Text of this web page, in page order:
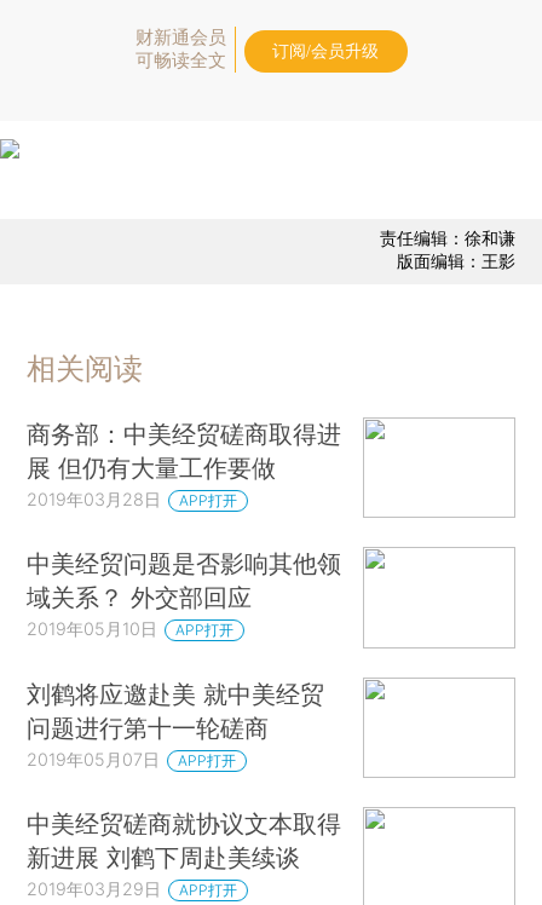
财新通会员
可畅读全文
订阅/会员升级
责任编辑：徐和谦
版面编辑：王影
相关阅读
商务部：中美经贸磋商取得进
展 但仍有大量工作要做
2019年03月28日 APP打开
中美经贸问题是否影响其他领
域关系？ 外交部回应
2019年05月10日 APP打开
刘鹤将应邀赴美 就中美经贸
问题进行第十一轮磋商
2019年05月07日 APP打开
中美经贸磋商就协议文本取得
新进展 刘鹤下周赴美续谈
2019年03月29日 APP打开